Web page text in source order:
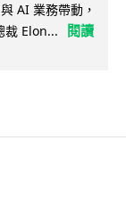
AI 業務帶動，
裁 Elon...
閱讀